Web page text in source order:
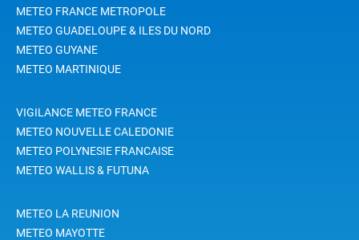
METEO FRANCE METROPOLE
METEO GUADELOUPE & ILES DU NORD
METEO GUYANE
METEO MARTINIQUE
VIGILANCE METEO FRANCE
METEO NOUVELLE CALEDONIE
METEO POLYNESIE FRANCAISE
METEO WALLIS & FUTUNA
METEO LA REUNION
METEO MAYOTTE